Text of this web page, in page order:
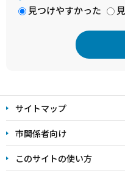
見つけやすかった
文
こ
こ
ま
で
サイトマップ
市関係者向け
このサイトの使い方